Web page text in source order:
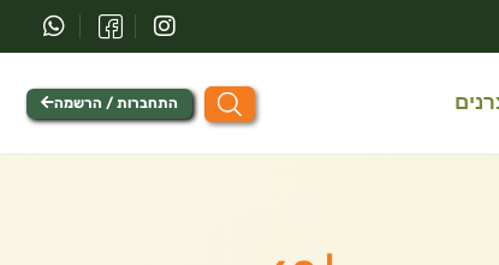
התחברות / הרשמה